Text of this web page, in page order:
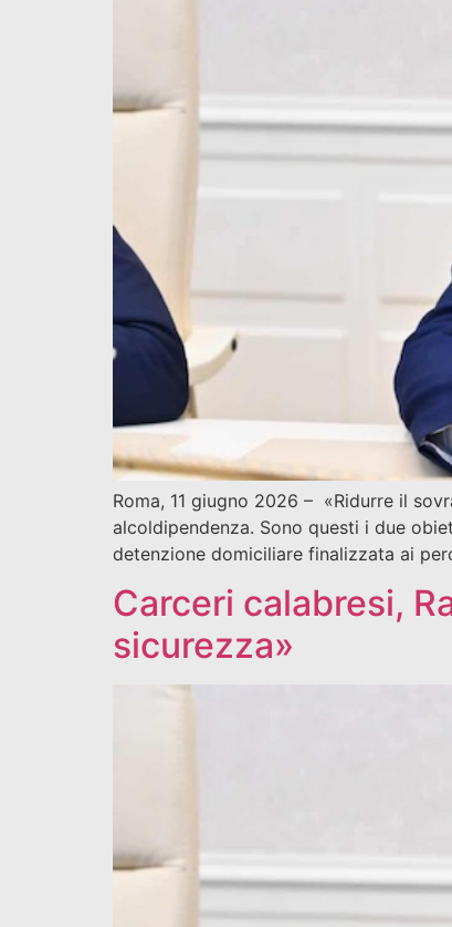
Roma, 11 giugno 2026 – «Ridurre il
alcoldipendenza. Sono questi i due
detenzione domiciliare finalizzata ai
Carceri calabresi,
sicurezza»